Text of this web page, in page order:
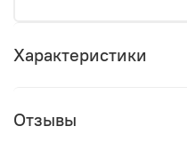
Характеристики
Отзывы